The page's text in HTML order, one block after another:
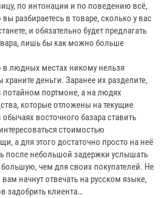
по интонации и по поведению всё,
разбираетесь в товаре, сколько у вас
и обязательно будет предлагать
лишь бы как можно больше
в людных местах никому нельзя
деньги. Заранее их разделите,
портмоне, а на людях
которые отложены на текущие
восточного базара ставить
стоимостью
а для этого достаточно просто на неё
после небольшой задержки услышать
большую, чем для своих покупателей. Не
начнут отвечать на русском языке,
задобрить клиента…